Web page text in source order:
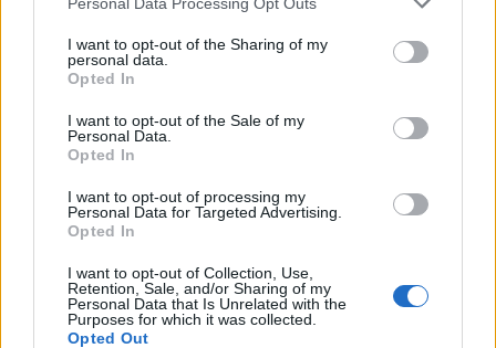
I want to opt-out of the Sharing of my
personal data.
Opted In
I want to opt-out of the Sale of my
Personal Data.
Opted In
I want to opt-out of processing my
Personal Data for Targeted Advertising.
Opted In
I want to opt-out of Collection, Use,
Retention, Sale, and/or Sharing of my
Personal Data that Is Unrelated with the
Purposes for which it was collected.
Opted Out
Capacita Jovem de Poiares aproxima
jovens ao mundo do trabalho